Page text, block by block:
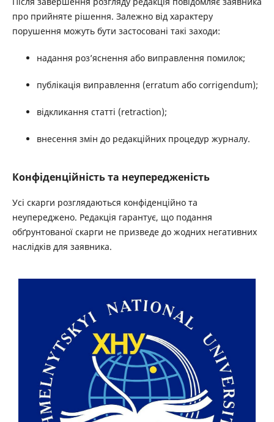
про прийняте рішення. Залежно від характеру
порушення можуть бути застосовані такі заходи:
надання роз’яснення або виправлення помилок;
публікація виправлення (erratum або corrigendum);
відкликання статті (retraction);
внесення змін до редакційних процедур журналу.
Конфіденційність та неупередженість
Усі скарги розглядаються конфіденційно та
неупереджено. Редакція гарантує, що подання
обґрунтованої скарги не призведе до жодних негативних
наслідків для заявника.